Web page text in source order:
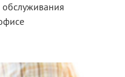
обслуживания